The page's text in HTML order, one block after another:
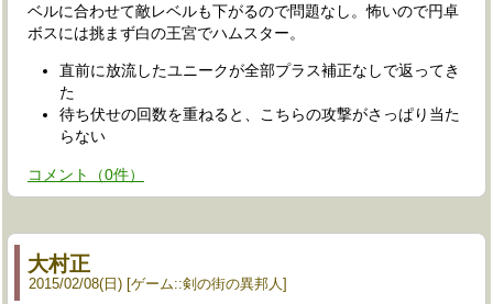
ベルに合わせて敵レベルも下がるので問題なし。怖いので円卓
ボスには挑まず白の王宮でハムスター。
直前に放流したユニークが全部プラス補正なしで返ってき
た
待ち伏せの回数を重ねると、こちらの攻撃がさっぱり当た
らない
コメント （0件）
大村正
2015/02/08(日) ゲーム::剣の街の異邦人